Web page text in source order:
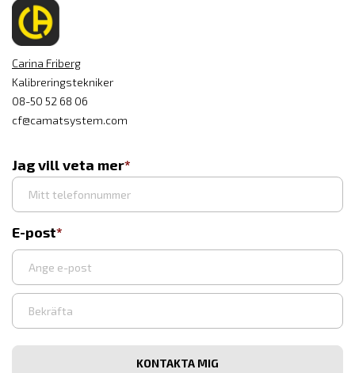
Carina Friberg
Kalibreringstekniker
08-50 52 68 06
cf@camatsystem.com
Jag vill veta mer
E-post
Ange
e-
Bekräfta